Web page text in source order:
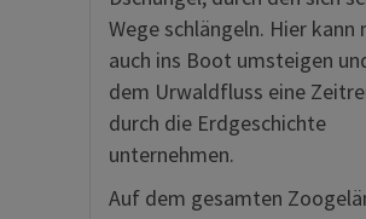
Wege schlängeln. Hier kann
auch ins Boot umsteigen
dem Urwaldfluss eine
durch die Erdgeschichte
unternehmen.
Auf dem gesamten